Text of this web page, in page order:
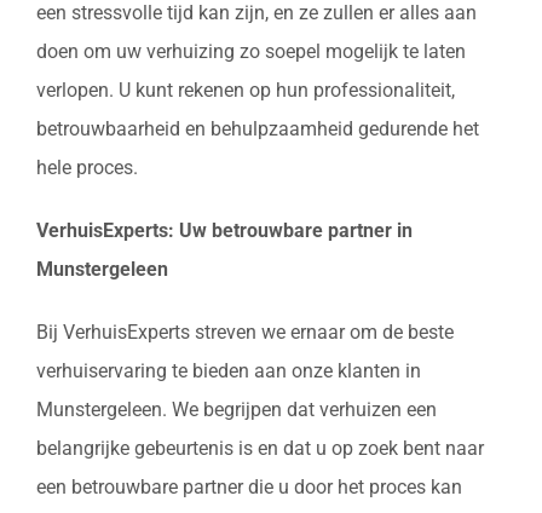
een stressvolle tijd kan zijn, en ze zullen er alles aan
doen om uw verhuizing zo soepel mogelijk te laten
verlopen. U kunt rekenen op hun professionaliteit,
betrouwbaarheid en behulpzaamheid gedurende het
hele proces.
VerhuisExperts: Uw betrouwbare partner in
Munstergeleen
Bij VerhuisExperts streven we ernaar om de beste
verhuiservaring te bieden aan onze klanten in
Munstergeleen. We begrijpen dat verhuizen een
belangrijke gebeurtenis is en dat u op zoek bent naar
een betrouwbare partner die u door het proces kan